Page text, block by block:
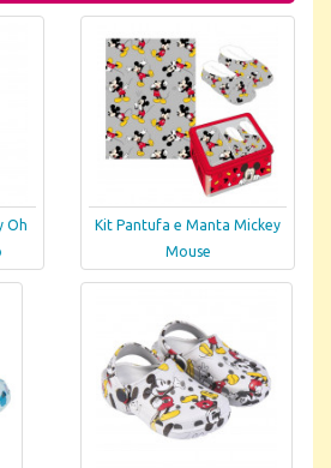
Oh
Kit Pantufa e Manta Mickey
Mouse